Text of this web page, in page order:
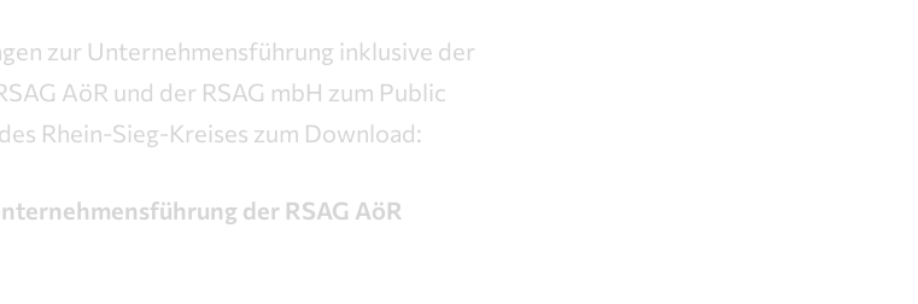
zur Unternehmensführung inklusive der
AöR und der RSAG mbH zum Public
Rhein-Sieg-Kreises zum Download:
der RSAG AöR